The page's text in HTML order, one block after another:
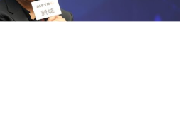
例指，園方計劃透過建設行